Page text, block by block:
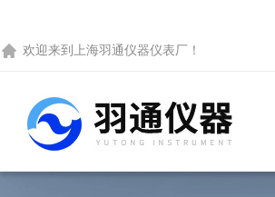
欢迎来到 上海羽通仪器仪表厂 ！